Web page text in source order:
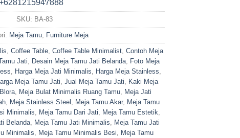
SKU: BA-83
Meja Tamu, Furniture Meja
Coffee Table, Coffee Table Minimalist, Contoh Meja
Jati Desain Meja Tamu Jati Belanda Foto Meja
Harga Meja Jati Minimalis Harga Meja Stainless
Meja Tamu Jati Jual Meja Tamu Jati
Kaki Meja
, Meja Bulat Minimalis Ruang Tamu, Meja Jati
Meja Stainless Steel Meja Tamu Akar, Meja Tamu
Minimalis Meja Tamu Dari Jati Meja Tamu Estetik
Belanda Meja Tamu Jati Minimalis
Meja Tamu Jati
Minimalis Meja Tamu Minimalis Besi
Meja Tamu